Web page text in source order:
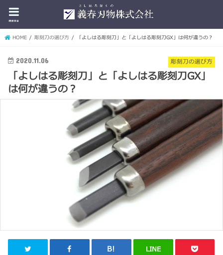
menu
HOME 彫刻刀の選び方 「よしはる彫刻刀」と「よしはる彫刻刀GX」は何が違うの？
彫刻刀の選び方
2020.11.06
「よしはる彫刻刀」と「よしはる彫刻刀GX」
は何が違うの？
LINE